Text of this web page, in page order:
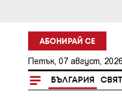
АБОНИРАЙ СЕ
Петък, 07 август,
БЪЛГАРИЯ СВЯТ